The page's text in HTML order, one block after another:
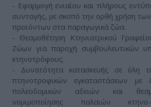
- Εφαρμογή ενιαίου και πλήρους
συνταγής, με σκοπό την ορθή χρήση
προϊόντων στα παραγωγικά ζώα.
- Θεσμοθέτηση Κτηνιατρικού
Ζώων για παροχή συμβουλευτικών
κτηνοτρόφους.
- Δυνατότητα κατασκευής σε όλη
πτηνοτροφικών εγκαταστάσεων με
πολεοδομικών αδειών και
νομιμοποίησης παλαιών κτηνο-